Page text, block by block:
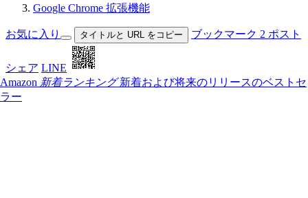
Google Chrome 拡張機能
お気に入り タイトルと URL をコピー ブックマーク 2 ポスト
シェア LINE
Amazon 新着ランキング 新着および将来のリリースのベストセ
ラー